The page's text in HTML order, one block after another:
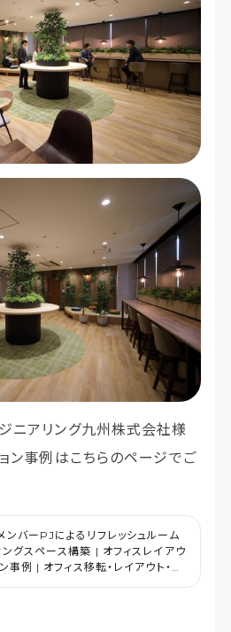
ニアリング九州株式会社様
ン事例はこちらのページでご
ンバーPJによるリフレッシュルーム
ングスペース構築 | オフィスレイアウ
事例 | オフィス移転・レイアウト・デ